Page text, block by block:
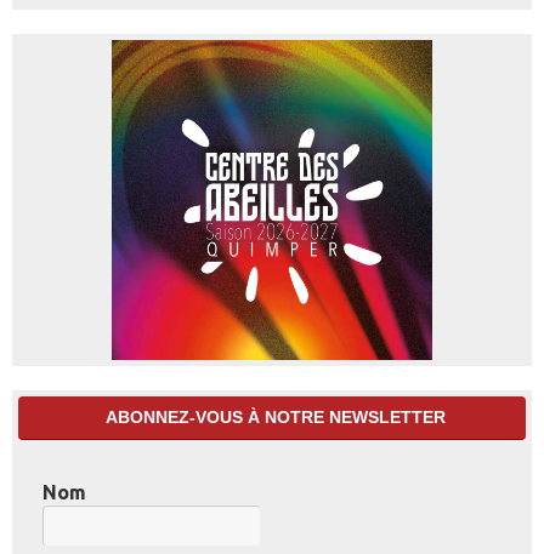
ABONNEZ-VOUS À NOTRE NEWSLETTER
Nom